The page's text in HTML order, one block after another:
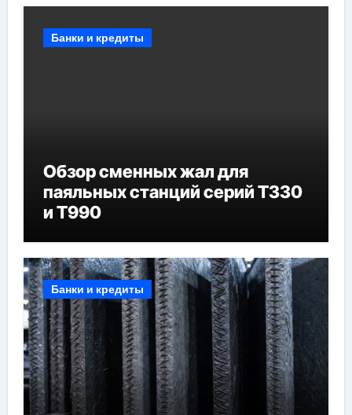
Банки и кредиты
Обзор сменных жал для
паяльных станций серий T330
и T990
Банки и кредиты